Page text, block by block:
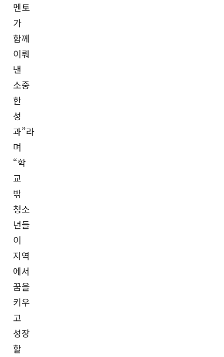
멘토
가
함께
이뤄
낸
소중
한
성
과”라
며
“학
교
밖
청소
년들
이
지역
에서
꿈을
키우
고
성장
할